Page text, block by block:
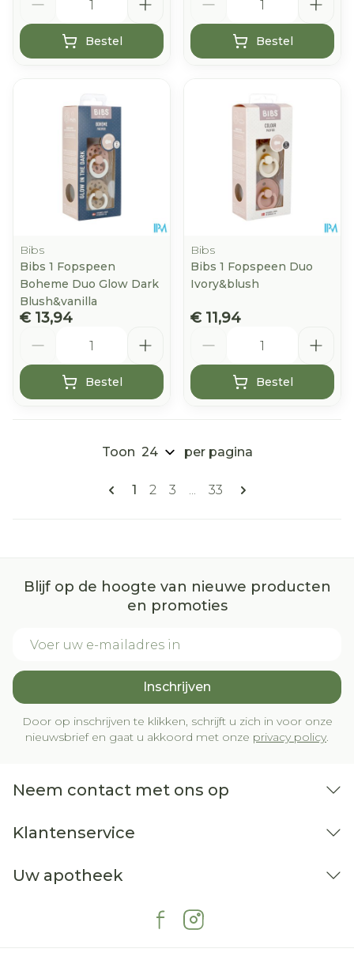
Bestel Bestel
Bibs
Bibs 1 Fopspeen
Boheme Duo Glow Dark
Blush&vanilla
€ 13,94
Bestel
Bibs
Bibs 1 Fopspeen Duo
Ivory&blush
€ 11,94
Bestel
Pagina's
U lees momenteel pagina
1 Pagina
2 Pagina
3 ... Pagina
33
Toon per pagina
Blijf op de hoogte van nieuwe producten
en promoties
Inschrijven
Door op inschrijven te klikken, schrijft u zich in voor onze
nieuwsbrief en gaat u akkoord met onze privacy policy.
Neem contact met ons op
Klantenservice
Uw apotheek